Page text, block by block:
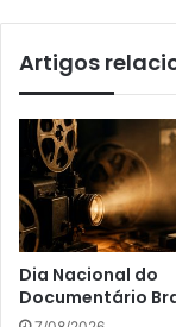
Artigos
Dia Nacional do
Documentário